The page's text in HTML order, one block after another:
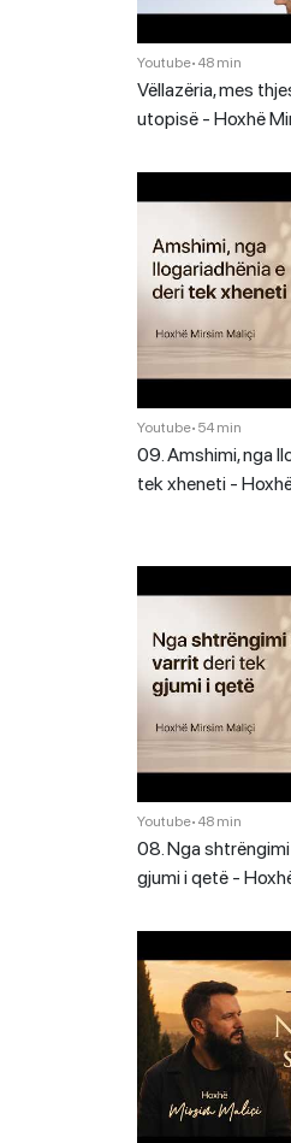
Youtube• 48 min
Vëllazëria, mes
utopisë - Hoxhë
Youtube• 54 min
09. Amshimi, nga
tek xheneti -
Youtube• 48 min
08. Nga
gjumi i qetë -